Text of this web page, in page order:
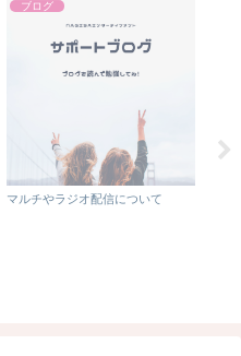
ブログ
マルチやラジオ配信について